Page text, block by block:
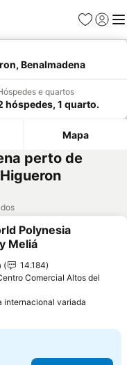
Favoritos
Iniciar
Benalmadena
e quartos
hóspedes, 1 quarto.
Mapa
perto de
aos favoritos
Polynesia
Meliá
14.184
Comercial Altos del
internacional variada